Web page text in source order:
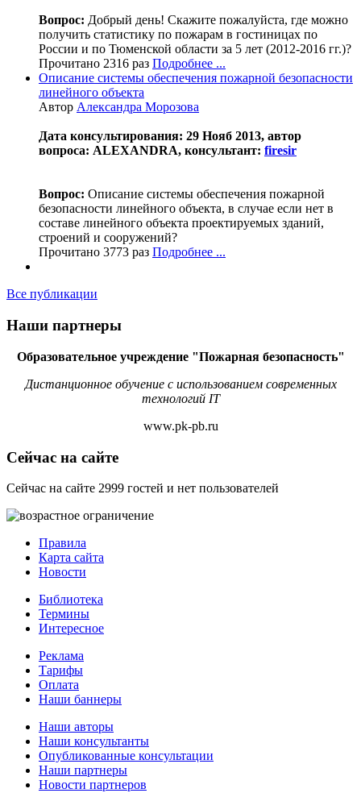
Вопрос: Добрый день! Скажите пожалуйста, где можно
получить статистику по пожарам в гостиницах по
России и по Тюменской области за 5 лет (2012-2016 гг.)?
Прочитано 2316 раз Подробнее ...
Описание системы обеспечения пожарной безопасности
линейного объекта
Автор Александра Морозова
Дата консультирования: 29 Нояб 2013, автор
вопроса: ALEXANDRA, консультант: firesir
Вопрос: Описание системы обеспечения пожарной
безопасности линейного объекта, в случае если нет в
составе линейного объекта проектируемых зданий,
строений и сооружений?
Прочитано 3773 раз Подробнее ...
Все публикации
Наши партнеры
Образовательное учреждение "Пожарная безопасность"
Дистанционное обучение с использованием современных
технологий IT
www.pk-pb.ru
Сейчас на сайте
Сейчас на сайте 2999 гостей и нет пользователей
Правила
Карта сайта
Новости
Библиотека
Термины
Интересное
Реклама
Тарифы
Оплата
Наши баннеры
Наши авторы
Наши консультанты
Опубликованные консультации
Наши партнеры
Новости партнеров